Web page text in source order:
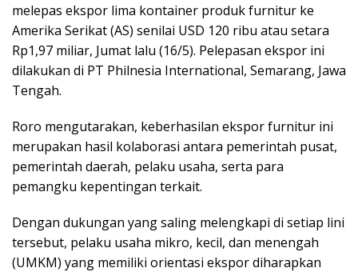
melepas ekspor lima kontainer produk furnitur ke
Amerika Serikat (AS) senilai USD 120 ribu atau setara
Rp1,97 miliar, Jumat lalu (16/5). Pelepasan ekspor ini
dilakukan di PT Philnesia International, Semarang, Jawa
Tengah.
Roro mengutarakan, keberhasilan ekspor furnitur ini
merupakan hasil kolaborasi antara pemerintah pusat,
pemerintah daerah, pelaku usaha, serta para
pemangku kepentingan terkait.
Dengan dukungan yang saling melengkapi di setiap lini
tersebut, pelaku usaha mikro, kecil, dan menengah
(UMKM) yang memiliki orientasi ekspor diharapkan